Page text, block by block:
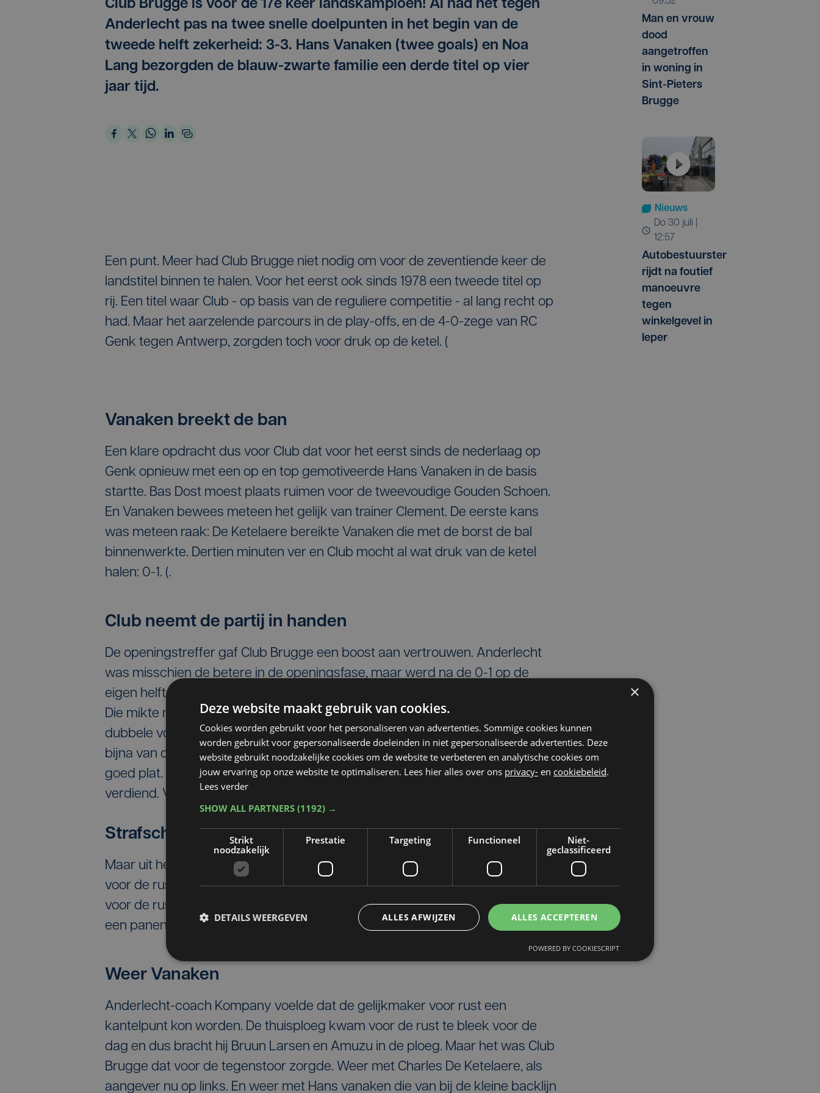
Club Brugge is voor de 17e keer landskampioen! Al had het tegen
Anderlecht pas na twee snelle doelpunten in het begin van de
tweede helft zekerheid: 3-3. Hans Vanaken (twee goals) en Noa
Lang bezorgden de blauw-zwarte familie een derde titel op vier
jaar tijd.
Een punt. Meer had Club Brugge niet nodig om voor de zeventiende keer de
landstitel binnen te halen. Voor het eerst ook sinds 1978 een tweede titel op
rij. Een titel waar Club - op basis van de reguliere competitie - al lang recht op
had. Maar het aarzelende parcours in de play-offs, en de 4-0-zege van RC
Genk tegen Antwerp, zorgden toch voor druk op de ketel. (
Vanaken breekt de ban
Een klare opdracht dus voor Club dat voor het eerst sinds de nederlaag op
Genk opnieuw met een op en top gemotiveerde Hans Vanaken in de basis
startte. Bas Dost moest plaats ruimen voor de tweevoudige Gouden Schoen.
En Vanaken bewees meteen het gelijk van trainer Clement. De eerste kans
was meteen raak: De Ketelaere bereikte Vanaken die met de borst de bal
binnenwerkte. Dertien minuten ver en Club mocht al wat druk van de ketel
halen: 0-1. (.
Club neemt de partij in handen
De openingstreffer gaf Club Brugge een boost aan vertrouwen. Anderlecht
was misschien de betere in de openingsfase, maar werd na de 0-1 op de
eigen helft gedrukt. Noa Lang kreeg de bal in de zestien netjes tot bij Vormer.
Die mikte naar de verste hoek maar Cullen keerde het gevaar. Bijna stond de
dubbele voorsprong op het bord. Net over het half uur kwam de 0-2 er weer
bijna van de voet van Vormer, met een afstandsschot. Maar Verbruggen ging
goed plat. Veel kansen telde de eerste helft niet, maar Club Brugge leidde wel
verdiend. Vijf doelpogingen tegenover nul voor de thuisploeg.
Strafschop Anderlecht
Maar uit het niets kreeg Anderlecht wel een kans. Clinton Mata beging, net
voor de rust, erg ongelukkig hands in de zestien. Een te vermijden situatie net
voor de rust, voor Club. Nmecha twijfelde niet en bracht de thuisploeg met
een panenka langszij. 45 minuten bibberen nog voor Club. (
Weer Vanaken
Anderlecht-coach Kompany voelde dat de gelijkmaker voor rust een
kantelpunt kon worden. De thuisploeg kwam voor de rust te bleek voor de
dag en dus bracht hij Bruun Larsen en Amuzu in de ploeg. Maar het was Club
Brugge dat voor de tegenstoor zorgde. Weer met Charles De Ketelaere, als
aangever nu op links. En weer met Hans vanaken die van bij de kleine backlijn
Man en vrouw
dood
aangetroffen
in woning in
Sint-Pieters
Brugge
Nieuws
do 30 juli |
12:57
Autobestuurster
rijdt na foutief
manoeuvre
tegen
winkelgevel in
Ieper
×
Deze website maakt gebruik van cookies.
Cookies worden gebruikt voor het personaliseren van advertenties. Sommige cookies kunnen
worden gebruikt voor gepersonaliseerde doeleinden in niet gepersonaliseerde advertenties. Deze
website gebruikt noodzakelijke cookies om de website te verbeteren en analytische cookies om
jouw ervaring op onze website te optimaliseren. Lees hier alles over ons privacy- en cookiebeleid.
Lees verder
SHOW ALL PARTNERS (1192) →
Strikt
noodzakelijk
Prestatie Targeting Functioneel
Niet-
geclassificeerd
ALLES ACCEPTEREN
ALLES AFWIJZEN
DETAILS WEERGEVEN
POWERED BY COOKIESCRIPT